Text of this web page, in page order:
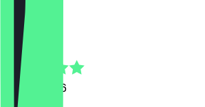
Lory
18. Juli 2026